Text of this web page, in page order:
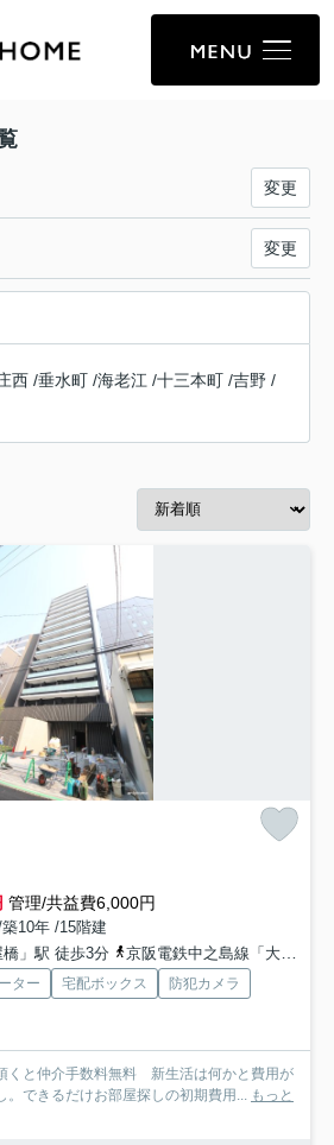
変更
変更
西 /垂水町 /海老江 /十三本町 /吉野 /
管理/共益費6,000円
10年 /15階建
」駅 徒歩3分
京阪電鉄中之島線「大江橋」駅 徒歩6分
ター 宅配ボックス
防犯カメラ
くと仲介手数料無料 新生活は何かと費用が
。できるだけお部屋探しの初期費用...
もっと